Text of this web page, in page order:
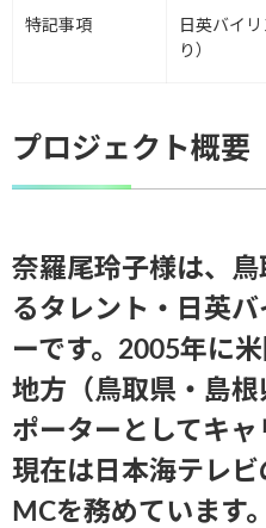
特記事項
日英バイ
り）
プロジェクト概要
奈羅尾玲子様は、
るタレント・日英
ーです。2005年に
地方（鳥取県・島
ポーターとしてキャ
現在は日本海テレ
MCを務めています。